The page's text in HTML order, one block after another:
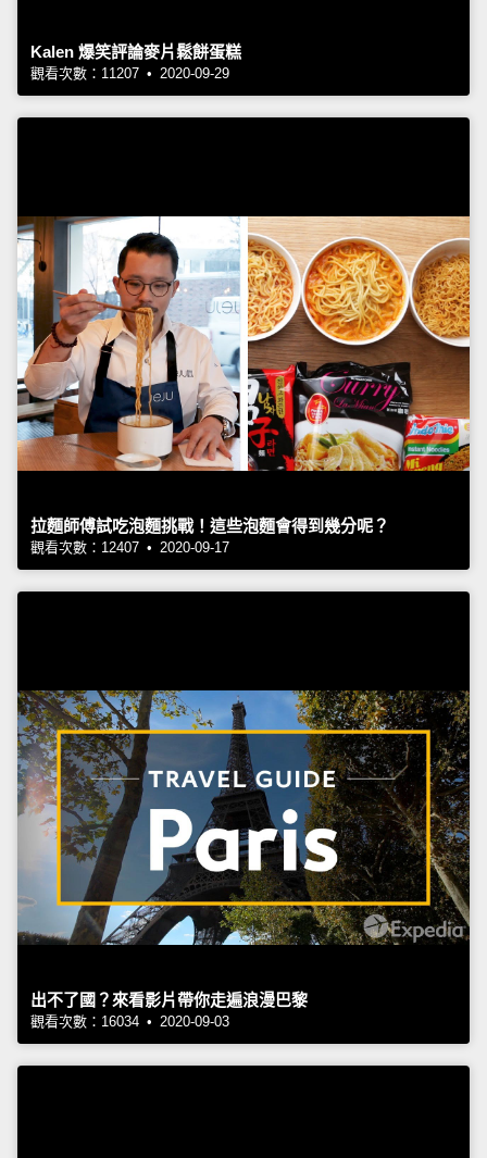
Kalen 爆笑評論麥片鬆餅蛋糕
觀看次數：11207 • 2020-09-29
拉麵師傅試吃泡麵挑戰！這些泡麵會得到幾分呢？
觀看次數：12407 • 2020-09-17
出不了國？來看影片帶你走遍浪漫巴黎
觀看次數：16034 • 2020-09-03